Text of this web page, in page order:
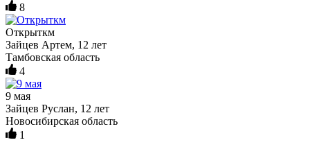
8
Открыткм
Зайцев Артем, 12 лет
Тамбовская область
4
9 мая
Зайцев Руслан, 12 лет
Новосибирская область
1